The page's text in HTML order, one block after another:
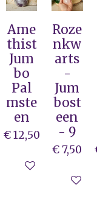
Ame
thist
Jum
bo
Pal
mste
en
€ 12,50
In winkelwagen
Roze
nkw
arts
-
Jum
bost
een
- 9
€ 7,50
In